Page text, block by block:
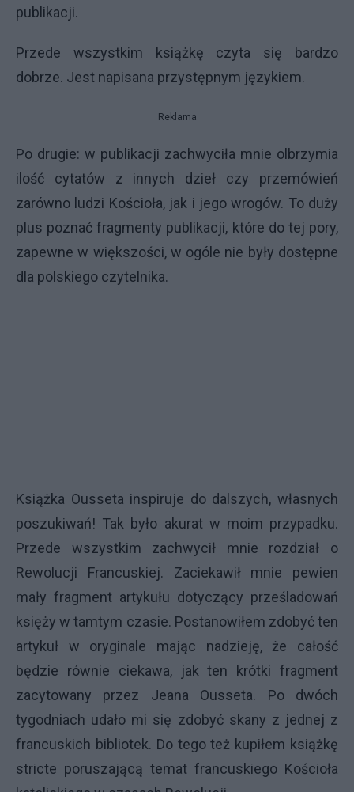
publikacji.
Przede wszystkim książkę czyta się bardzo
dobrze. Jest napisana przystępnym językiem.
Reklama
Po drugie: w publikacji zachwyciła mnie olbrzymia
ilość cytatów z innych dzieł czy przemówień
zarówno ludzi Kościoła, jak i jego wrogów. To duży
plus poznać fragmenty publikacji, które do tej pory,
zapewne w większości, w ogóle nie były dostępne
dla polskiego czytelnika.
Książka Ousseta inspiruje do dalszych, własnych
poszukiwań! Tak było akurat w moim przypadku.
Przede wszystkim zachwycił mnie rozdział o
Rewolucji Francuskiej. Zaciekawił mnie pewien
mały fragment artykułu dotyczący prześladowań
księży w tamtym czasie. Postanowiłem zdobyć ten
artykuł w oryginale mając nadzieję, że całość
będzie równie ciekawa, jak ten krótki fragment
zacytowany przez Jeana Ousseta. Po dwóch
tygodniach udało mi się zdobyć skany z jednej z
francuskich bibliotek. Do tego też kupiłem książkę
stricte poruszającą temat francuskiego Kościoła